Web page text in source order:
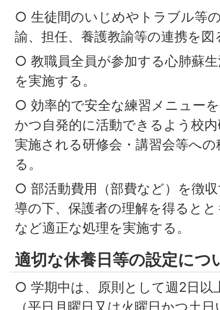
○ 生徒間のいじめやトラブル等
諭、担任、養護教諭等の連携を図
○ 教職員全員が参加する心肺蘇
を実施する。
○ 効率的で安全な練習メニュー
かつ自発的に活動できるよう校
実施される研修会・講習会等へ
る。
○ 部活動費用（部費など）を徴
導の下、保護者の理解を得ると
など適正な処理を実施する。
適切な休養日等の設定につ
○ 学期中は、原則として週2日以